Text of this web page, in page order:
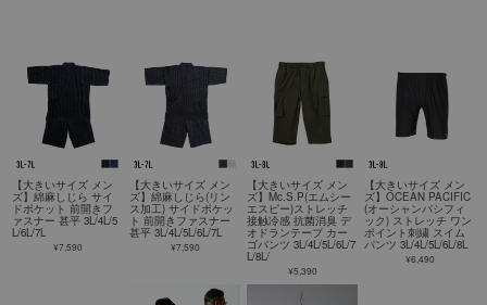
【大きいサイズ メン
ズ】綿麻しじら サイ
ドポケット 前開きフ
ァスナー 甚平 3L/4L/5
L/6L/7L
¥7,590
【大きいサイズ メン
ズ】綿麻しじら(リン
ス加工) サイドポケッ
ト 前開きファスナー
甚平 3L/4L/5L/6L/7L
¥7,590
【大きいサイズ メン
ズ】Mc.S.P(エムシー
エスピー)ストレッチ
接触冷感 抗菌消臭 デ
オドランテープ カー
ゴパンツ 3L/4L/5L/6L/7
L/8L/
¥5,390
【大きいサイズ メン
ズ】OCEAN PACIFIC
(オーシャンパシフィ
ック) ストレッチ ワン
ポイント刺繍 スイム
パンツ 3L/4L/5L/6L/8L
¥6,490